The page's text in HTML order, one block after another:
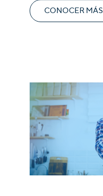
CONOCER MÁS